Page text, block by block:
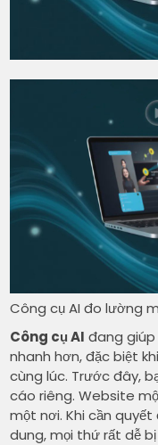
Công cụ AI đo lường
Công cụ AI đang giúp
nhanh hơn, đặc biệt
cùng lúc. Trước đây,
cáo riêng. Website
một nơi. Khi cần
dung, mọi thứ rất dễ